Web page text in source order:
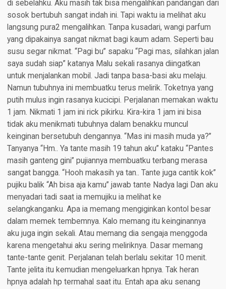
di sebelahku. Aku masih tak bisa mengalihkan pandangan dari
sosok bertubuh sangat indah ini. Tapi waktu ia melihat aku
langsung pura2 mengalihkan. Tanpa kusadari, wangi parfum
yang dipakainya sangat nikmat bagi kaum adam. Seperti bau
susu segar nikmat. “Pagi bu” sapaku “Pagi mas, silahkan jalan
saya sudah siap” katanya Malu sekali rasanya diingatkan
untuk menjalankan mobil. Jadi tanpa basa-basi aku melaju.
Namun tubuhnya ini membuatku terus melirik. Toketnya yang
putih mulus ingin rasanya kucicipi. Perjalanan memakan waktu
1 jam. Nikmati 1 jam ini rick pikirku. Kira-kira 1 jam ini bisa
tidak aku menikmati tubuhnya dalam benakku muncul
keinginan bersetubuh dengannya. “Mas ini masih muda ya?”
Tanyanya “Hm.. Ya tante masih 19 tahun aku” kataku “Pantes
masih ganteng gini” pujiannya membuatku terbang merasa
sangat bangga. “Hooh makasih ya tan.. Tante juga cantik kok”
pujiku balik “Ah bisa aja kamu” jawab tante Nadya lagi Dan aku
menyadari tadi saat ia memujiku ia melihat ke
selangkanganku. Apa ia memang mengiginkan kontol besar
dalam memek tembemnya. Kalo memang itu keinginannya
aku juga ingin sekali. Atau memang dia sengaja menggoda
karena mengetahui aku sering meliriknya. Dasar memang
tante-tante genit. Perjalanan telah berlalu sekitar 10 menit.
Tante jelita itu kemudian mengeluarkan hpnya. Tak heran
hpnya adalah hp termahal saat itu. Entah apa aku senang